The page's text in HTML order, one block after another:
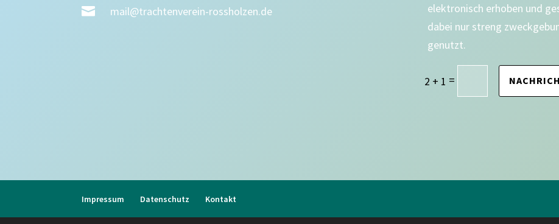
 mail@trachtenverein-rossholzen.de
elektronisch erhoben und
dabei nur streng
genutzt.
2 + 1 =
Impressum Datenschutz Kontakt